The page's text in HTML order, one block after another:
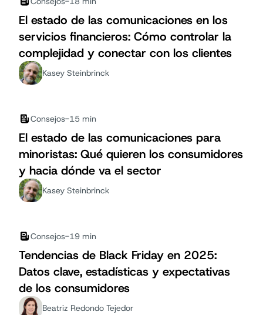
El estado de las comunicaciones en los
servicios financieros: Cómo controlar la
complejidad y conectar con los clientes
Kasey Steinbrinck
Consejos-15 min
El estado de las comunicaciones para
minoristas: Qué quieren los consumidores
y hacia dónde va el sector
Kasey Steinbrinck
Consejos-19 min
Tendencias de Black Friday en 2025:
Datos clave, estadísticas y expectativas
de los consumidores
Beatriz Redondo Tejedor